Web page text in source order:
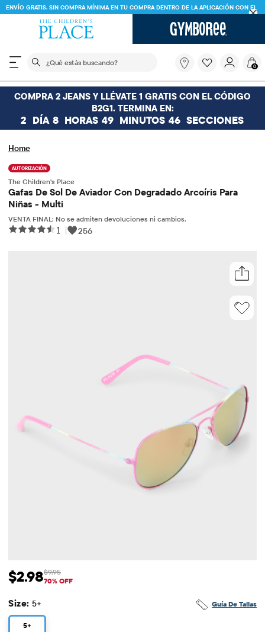
ENVÍO GRATIS. SIN COMPRA MÍNIMA EN TU COMPRA DENTRO DE LA APLICACIÓN CON EL
CÓDIGO
El siguiente campo de búsqueda filtra las
buscando?
0
COMPRA 2 JEANS Y LLÉVATE 1 GRATIS CON EL CÓDIGO
B2G1. TERMINA EN:
2 DÍA 8 HORAS 49 MINUTOS 46 SECCIONES
Home
AUTORIZACIÓN
The Children's Place
Gafas De Sol De Aviador Con Degradado Arcoíris Para
Niñas - Multi
VENTA FINAL: No se admiten devoluciones ni cambios.
1 | 256
Precio de venta: $2.98
$2.98 Precio original: $9.95
$9.95
70% OFF
Guía De Tallas
Size: 5+
5+